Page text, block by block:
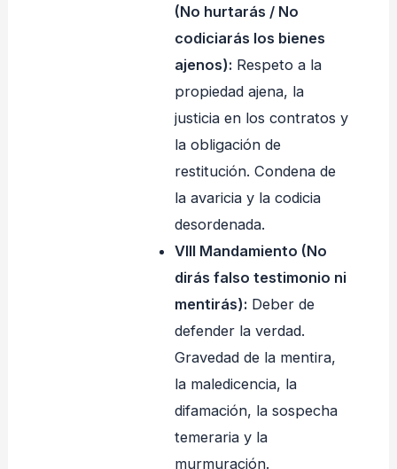
(No hurtarás / No
codiciarás los bienes
ajenos): Respeto a la
propiedad ajena, la
justicia en los contratos y
la obligación de
restitución. Condena de
la avaricia y la codicia
desordenada.
VIII Mandamiento (No
dirás falso testimonio ni
mentirás): Deber de
defender la verdad.
Gravedad de la mentira,
la maledicencia, la
difamación, la sospecha
temeraria y la
murmuración.